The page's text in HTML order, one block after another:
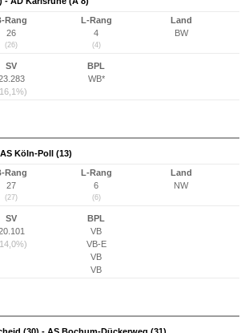
Rang
26
(26)
L-Rang
4
(4)
Land
BW
SV
BPL
WB*
Köln-Poll (13)
Rang
27
(27)
L-Rang
6
(6)
Land
NW
SV
BPL
VB
VB-E
VB
VB